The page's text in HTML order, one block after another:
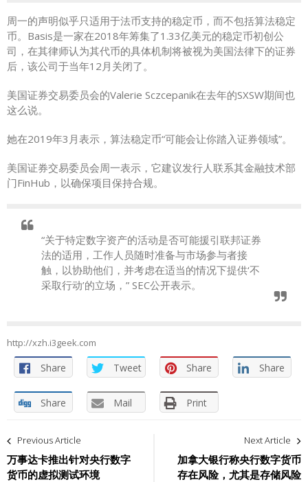
周一的声明似乎只适用于法币支持的稳定币，而不包括算法稳定
币。Basis是一家在2018年筹集了1.33亿美元的稳定币初创公
司，在其律师认为其代币的具体机制将被视为美国法律下的证券
后，该公司于当年12月关闭了。
美国证券交易委员会的Valerie Sczcepanik在去年的SXSW期间也
这么说。
她在2019年3月表示，算法稳定币“可能会让你踏入证券领域”。
美国证券交易委员会周一表示，它建议发行人联系其金融技术部
门FinHub，以确保项目保持合规。
“关于特定数字资产的活动是否可能援引联邦证券
法的适用，工作人员随时准备与市场参与者接
触，以协助他们，并考虑在适当的情况下提供‘不
采取行动’的立场，” SEC公开表示。
http://xzh.i3geek.com
Share Tweet Share Share
Share Mail Print
文
章
Previous Article
万事达卡推出针对央行数字
货币的虚拟测试环境
Next Article
加拿大银行称央行数字货币
存在风险，尤其是存储风险